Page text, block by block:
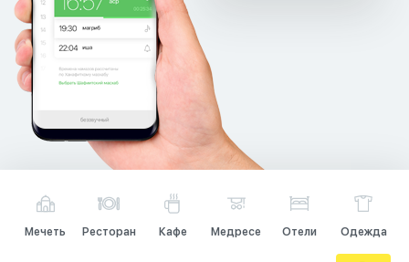
Мечеть Ресторан Кафе Медресе Отели Одежда